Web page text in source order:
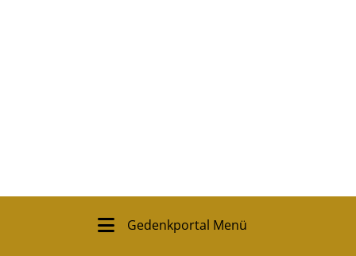
Gedenkportal Menü